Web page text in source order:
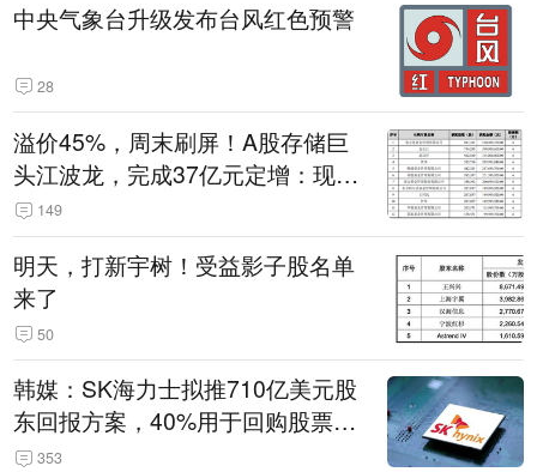
中央气象台升级发布台风红色预警
28
溢价45%，周末刷屏！A股存储巨
头江波龙，完成37亿元定增：现价
386.6元，定增价560元
149
明天，打新宇树！受益影子股名单
来了
50
韩媒：SK海力士拟推710亿美元股
东回报方案，40%用于回购股票，
相当于美股发行规模
353